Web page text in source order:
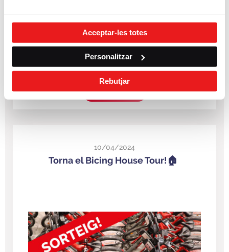
Acceptar-les totes
Personalitzar
Rebutjar
LLEGIR MÉS
10/04/2024
Torna el Bicing House Tour!🏠